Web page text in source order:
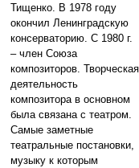
Тищенко. В 1978 году
окончил Ленинградскую
консерваторию. С 1980 г.
– член Союза
композиторов. Творческая
деятельность
композитора в основном
была связана с театром.
Самые заметные
театральные постановки,
музыку к которым